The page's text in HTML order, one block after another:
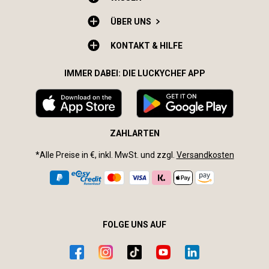
ÜBER UNS
KONTAKT & HILFE
IMMER DABEI: DIE LUCKYCHEF APP
ZAHLARTEN
*Alle Preise in €, inkl. MwSt. und zzgl. Versandkosten
FOLGE UNS AUF